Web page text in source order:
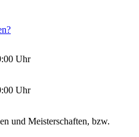
Uhr
Uhr
und Meisterschaften, bzw.